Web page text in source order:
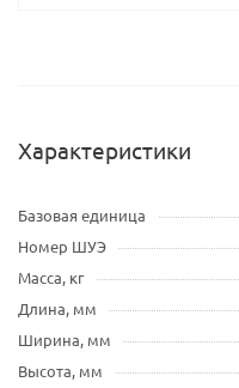
Характеристики
Базовая единица
Номер ШУЭ
Масса, кг
Длина, мм
Ширина, мм
Высота, мм